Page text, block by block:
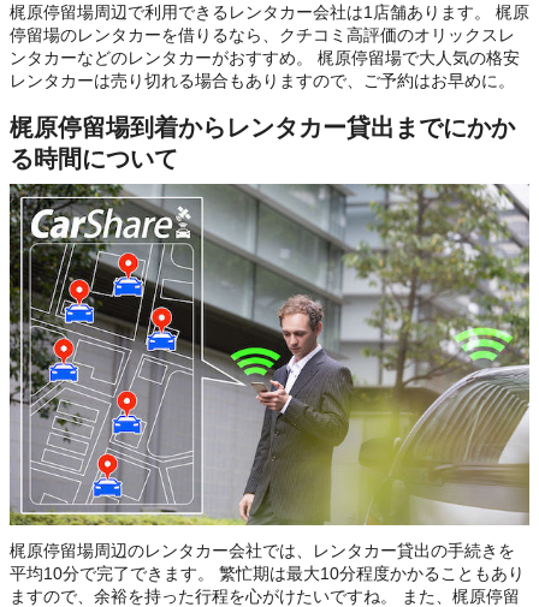
梶原停留場周辺で利用できるレンタカー会社は1店舗あります。 梶原
停留場のレンタカーを借りるなら、クチコミ高評価のオリックスレ
ンタカーなどのレンタカーがおすすめ。 梶原停留場で大人気の格安
レンタカーは売り切れる場合もありますので、ご予約はお早めに。
梶原停留場到着からレンタカー貸出までにかか
る時間について
梶原停留場周辺のレンタカー会社では、レンタカー貸出の手続きを
平均10分で完了できます。 繁忙期は最大10分程度かかることもあり
ますので、余裕を持った行程を心がけたいですね。 また、梶原停留